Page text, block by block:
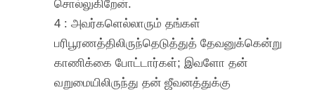
சொல்லுகிறேன்.
4 : அவர்களெல்லாரும் தங்கள்
பரிபூரணத்திலிருந்தெடுத்துத் தேவனுக்கென்று
காணிக்கை போட்டார்கள்; இவளோ தன்
வறுமையிலிருந்து தன் ஜீவனத்துக்கு